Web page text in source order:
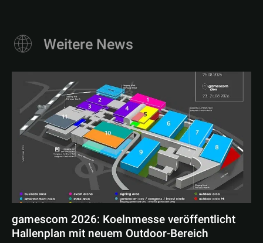
Weitere News
gamescom 2026: Koelnmesse veröffentlicht
Hallenplan mit neuem Outdoor-Bereich